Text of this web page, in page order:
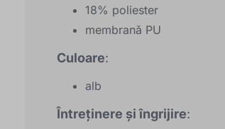
18% poliester
membrană PU
Culoare:
alb
Întreținere și îngrijire: